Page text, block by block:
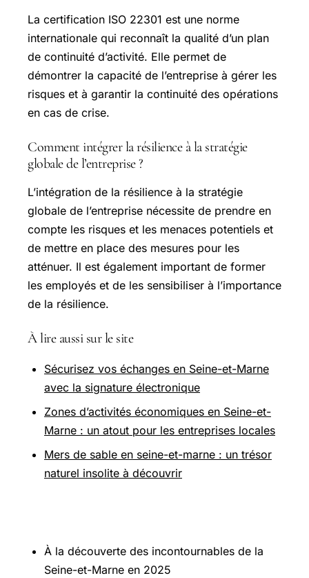
La certification ISO 22301 est une norme
internationale qui reconnaît la qualité d’un plan
de continuité d’activité. Elle permet de
démontrer la capacité de l’entreprise à gérer les
risques et à garantir la continuité des opérations
en cas de crise.
Comment intégrer la résilience à la stratégie
globale de l’entreprise ?
L’intégration de la résilience à la stratégie
globale de l’entreprise nécessite de prendre en
compte les risques et les menaces potentiels et
de mettre en place des mesures pour les
atténuer. Il est également important de former
les employés et de les sensibiliser à l’importance
de la résilience.
À lire aussi sur le site
Sécurisez vos échanges en Seine-et-Marne
avec la signature électronique
Zones d’activités économiques en Seine-et-
Marne : un atout pour les entreprises locales
Mers de sable en seine-et-marne : un trésor
naturel insolite à découvrir
À la découverte des incontournables de la
Seine-et-Marne en 2025